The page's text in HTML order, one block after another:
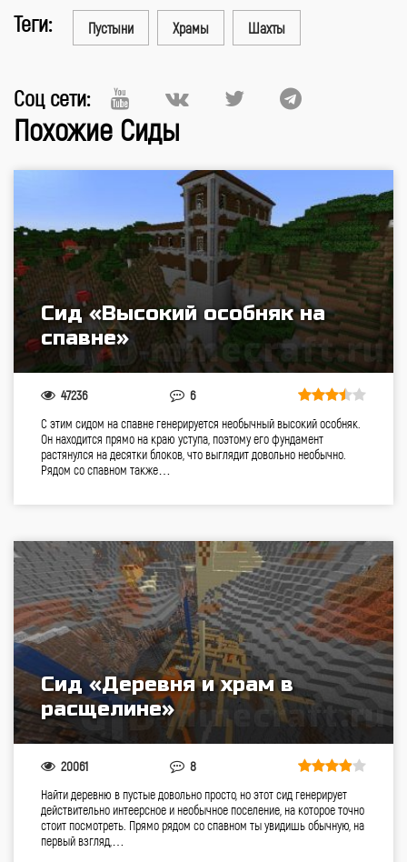
Теги: Пустыни Храмы Шахты
Соц сети:
Похожие Сиды
Сид «Высокий особняк на
спавне»
47236 6
С этим сидом на спавне генерируется необычный высокий особняк.
Он находится прямо на краю уступа, поэтому его фундамент
растянулся на десятки блоков, что выглядит довольно необычно.
Рядом со спавном также…
Сид «Деревня и храм в
расщелине»
20061 8
Найти деревню в пустые довольно просто, но этот сид генерирует
действительно интеерсное и необычное поселение, на которое точно
стоит посмотреть. Прямо рядом со спавном ты увидишь обычную, на
первый взгляд,…